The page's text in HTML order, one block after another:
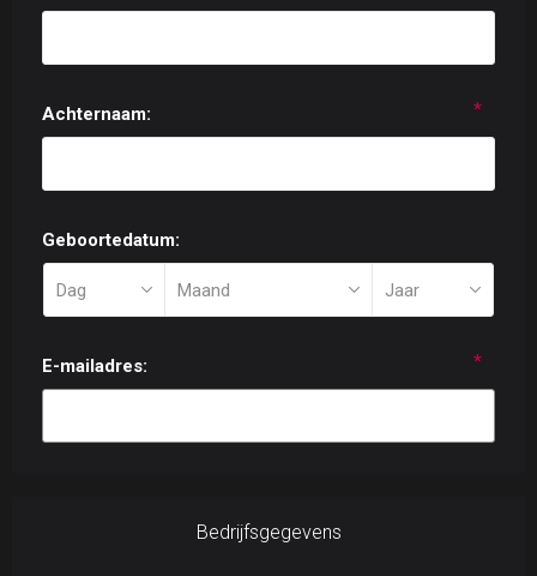
Achternaam: *
Geboortedatum:
E-mailadres: *
Bedrijfsgegevens